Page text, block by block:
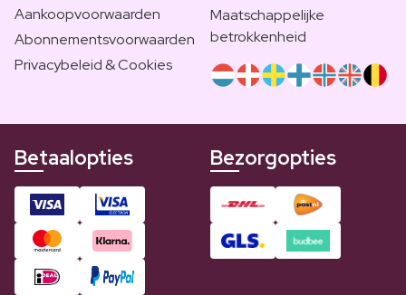
Aankoopvoorwaarden
Abonnementsvoorwaarden
Privacybeleid & Cookies
Maatschappelijke
betrokkenheid
Betaalopties Bezorgopties